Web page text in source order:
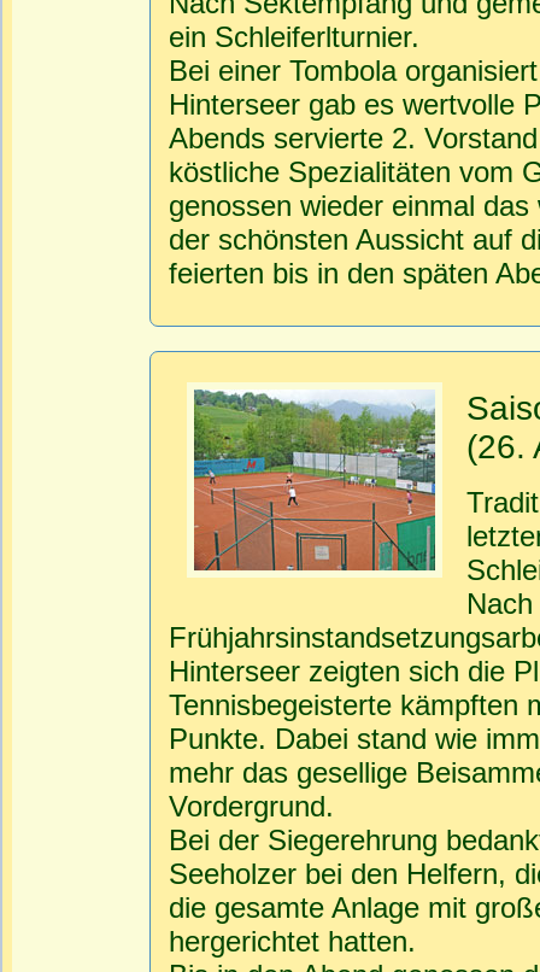
ein Schleiferlturnier.
Bei einer Tombola
Hinterseer gab es wertvolle
Abends servierte 2.
köstliche Spezialitäten vom
genossen wieder einmal
der schönsten Aussicht auf
feierten bis in den späten
(26.
Hinterseer zeigten sich die
Tennisbegeisterte kämpften
Punkte. Dabei stand wie
mehr das gesellige
Vordergrund.
Bei der Siegerehrung
Seeholzer bei den Helfern,
die gesamte Anlage mit
hergerichtet hatten.